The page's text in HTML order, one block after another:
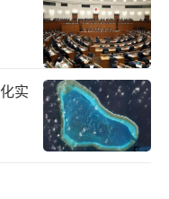
实